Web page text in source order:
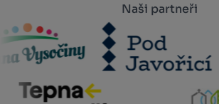
Naši partneři